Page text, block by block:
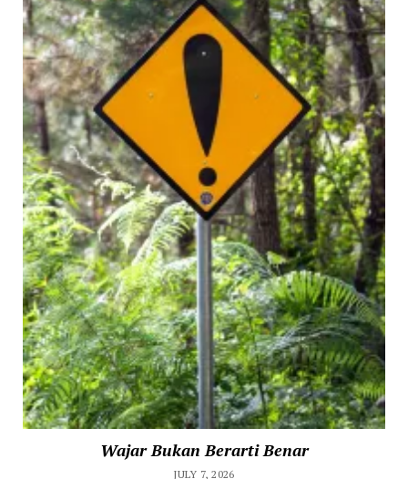
Wajar Bukan Berarti Benar
JULY 7, 2026